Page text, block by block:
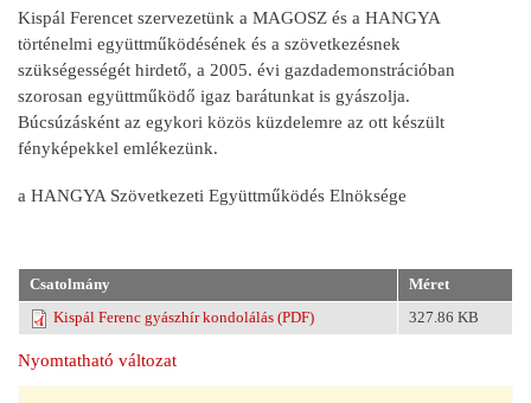
Kispál Ferencet szervezetünk a MAGOSZ és a HANGYA
történelmi együttműködésének és a szövetkezésnek
szükségességét hirdető, a 2005. évi gazdademonstrációban
szorosan együttműködő igaz barátunkat is gyászolja.
Búcsúzásként az egykori közös küzdelemre az ott készült
fényképekkel emlékezünk.
a HANGYA Szövetkezeti Együttműködés Elnöksége
Csatolmány
Méret
Kispál Ferenc gyászhír kondolálás (PDF)
327.86 KB
Nyomtatható változat